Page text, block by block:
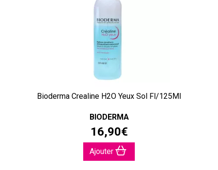
Bioderma Crealine H2O Yeux Sol Fl/125Ml
BIODERMA
16,90€
Ajouter